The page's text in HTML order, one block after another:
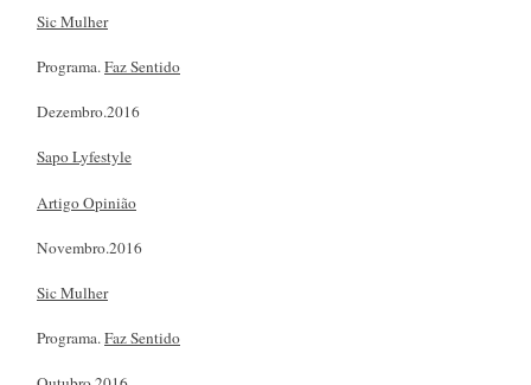
Sic Mulher
Programa.Faz Sentido
Dezembro.2016
Sapo Lyfestyle
Artigo Opinião
Novembro.2016
Sic Mulher
Programa.Faz Sentido